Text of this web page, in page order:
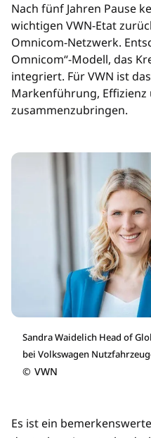
Nach fünf Jahren Pause
wichtigen VWN-Etat
Omnicom-Netzwerk.
Omnicom“-Modell, das
integriert. Für VWN ist
Markenführung, Effizienz
zusammenzubringen.
Sandra Waidelich Head of
bei Volkswagen
© VWN
Es ist ein